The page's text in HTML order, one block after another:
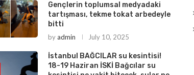
Gençlerin toplumsal medyadaki
tartışması, tekme tokat arbedeyle
bitti
byadmin July 10, 2025
İstanbul BAĞCILAR su kesintisi!
18-19 Haziran İSKİ Bağcılar su